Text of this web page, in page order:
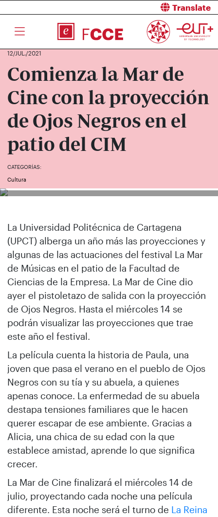
Translate
12/JUL./2021
Comienza la Mar de
Cine con la proyección
de Ojos Negros en el
patio del CIM
CATEGORÍAS:
Cultura
La Universidad Politécnica de Cartagena
(UPCT) alberga un año más las proyecciones y
algunas de las actuaciones del festival La Mar
de Músicas en el patio de la Facultad de
Ciencias de la Empresa. La Mar de Cine dio
ayer el pistoletazo de salida con la proyección
de Ojos Negros. Hasta el miércoles 14 se
podrán visualizar las proyecciones que trae
este año el festival.
La película cuenta la historia de Paula, una
joven que pasa el verano en el pueblo de Ojos
Negros con su tía y su abuela, a quienes
apenas conoce. La enfermedad de su abuela
destapa tensiones familiares que le hacen
querer escapar de ese ambiente. Gracias a
Alicia, una chica de su edad con la que
establece amistad, aprende lo que significa
crecer.
La Mar de Cine finalizará el miércoles 14 de
julio, proyectando cada noche una película
diferente. Esta noche será el turno de La Reina